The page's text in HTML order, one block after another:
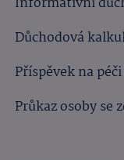
Důchodová
Příspěvek na péči
Průkaz osoby